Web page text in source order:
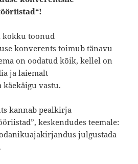
toonud
konverents toimub tänavu
on oodatud kõik, kellel on
ja laiemalt
vastu.
kannab pealkirja
keskendudes teemale:
julgustada